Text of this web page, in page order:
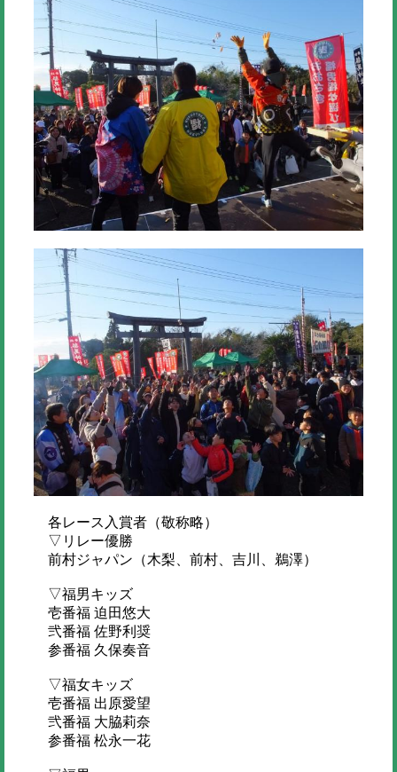
各レース入賞者（敬称略）
▽リレー優勝
前村ジャパン（木梨、前村、吉川、鵜澤）
▽福男キッズ
壱番福 迫田悠大
弐番福 佐野利奨
参番福 久保奏音
▽福女キッズ
壱番福 出原愛望
弐番福 大脇莉奈
参番福 松永一花